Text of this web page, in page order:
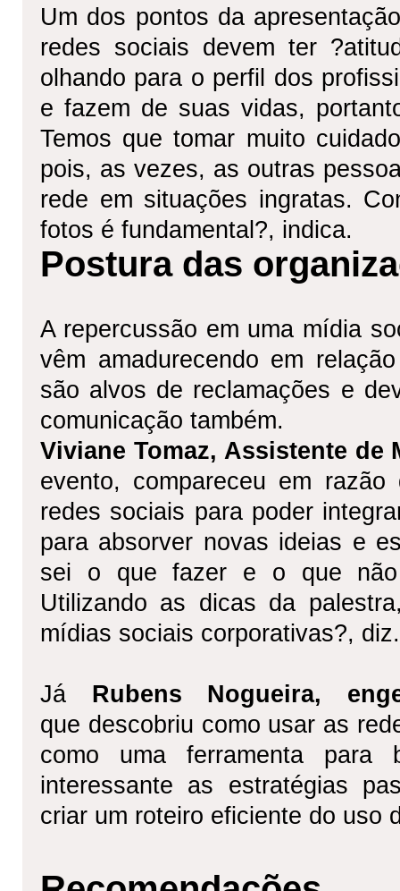
Um dos pontos da
redes sociais devem ter
olhando para o perfil dos
e fazem de suas vidas,
Temos que tomar muito
pois, as vezes, as outras
rede em situações ingratas.
fotos é fundamental?, indica.
Postura das
A repercussão em uma mídia
vêm amadurecendo em
são alvos de reclamações e
comunicação também.
Viviane Tomaz, Assistente de
evento, compareceu em razão
redes sociais para poder
para absorver novas ideias e
sei o que fazer e o que não
Utilizando as dicas da
mídias sociais corporativas?, diz.
Já Rubens Nogueira,
que descobriu como usar as
como uma ferramenta para
interessante as estratégias
criar um roteiro eficiente do uso